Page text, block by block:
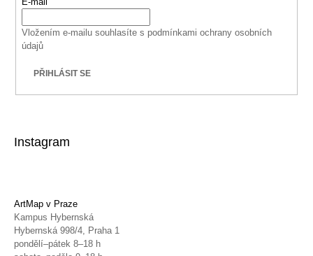
Vložením e-mailu souhlasíte s podmínkami ochrany osobních
údajů
PŘIHLÁSIT SE
Instagram
ArtMap v Praze
Kampus Hybernská
Hybernská 998/4, Praha 1
pondělí–pátek 8–18 h